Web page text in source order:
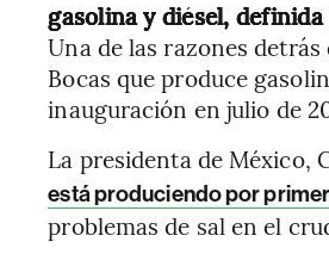
gasolina y diésel,
Una de las razones
Bocas que produce
inauguración en julio de
La presidenta de México,
está produciendo por
problemas de sal en el